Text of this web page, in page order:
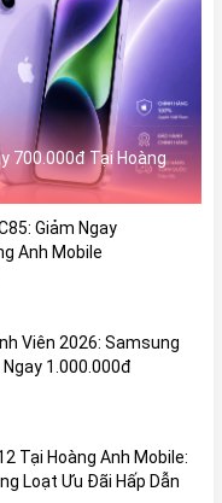
700.000đ Tại Hoàng
Giảm Ngay
Anh Mobile
Viên 2026: Samsung
Ngay 1.000.000đ
Tại Hoàng Anh Mobile:
Loạt Ưu Đãi Hấp Dẫn